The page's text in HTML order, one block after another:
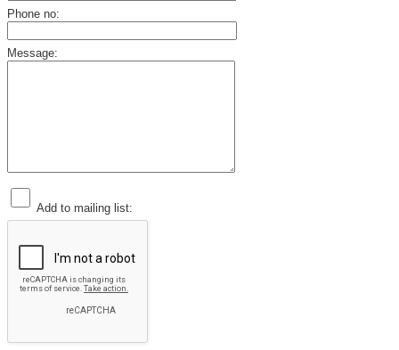
Phone no:
Message:
Add to mailing list: